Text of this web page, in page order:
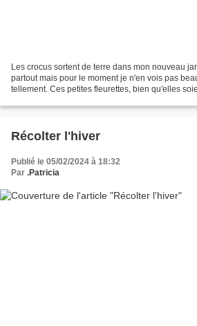
Les crocus sortent de terre dans mon nouveau
partout mais pour le moment je n'en vois pas
tellement. Ces petites fleurettes, bien qu'elles
Récolter l'hiver
Publié le 05/02/2024 à 18:32
Par .Patricia